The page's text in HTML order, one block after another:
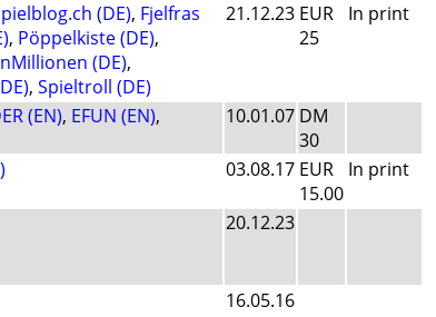
(DE), Fjelfras
, Pöppelkiste (DE),
(DE),
, Spieltroll (DE)
21.12.23 EUR
25
In print
(EN), EFUN (EN),
10.01.07 DM
30
03.08.17 EUR
15.00
In print
20.12.23
16.05.16